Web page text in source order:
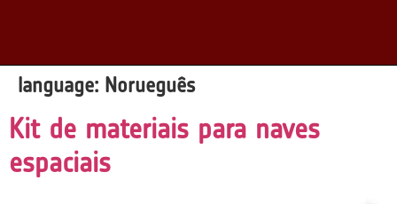
language: Norueguês
Kit de materiais para naves
espaciais